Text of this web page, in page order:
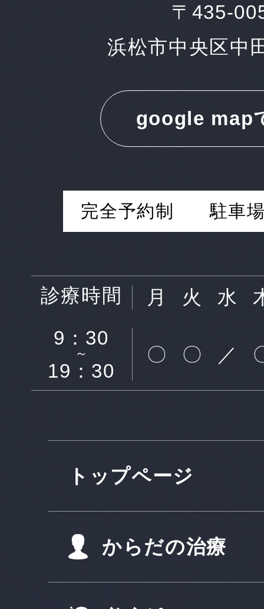
〒435-
浜松市中央区中
google map
完全予約制 駐車
診療時間 月 火 水
9：30
～
19：30
〇 〇 ／
トップページ
からだの治療